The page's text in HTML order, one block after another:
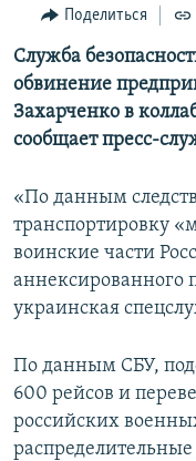
Вернутся
поиску
ИНТЕРАКТИВ
ИНФОГРАФИКА
ТЕЛЕПРОЕКТ
СОВЕТЫ
ПОБЕДИТЕЛЕЙ НЕ
КРЫМ.НЕПОКОРЕННЫЙ
РАДІО СВОБОДА
КАК ОБОЙТИ
Українською
Все сайты RFE/RL
Поделиться
Служба
обвинение
Захарченко в
сообщает пресс-
«По данным
транспортировку
воинские части
аннексированного
украинская
По данным СБУ,
600 рейсов и
российских